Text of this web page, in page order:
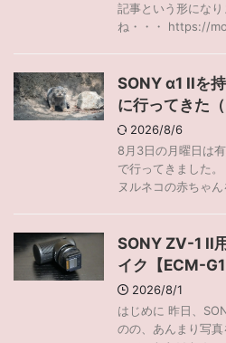
記事という形にな
ね・・・ https://
SONY α1 IIを
に行ってきた
2026/8/6
8月3日の月曜日は
で行ってきました
ヌルネコの赤ちゃ
SONY ZV-1 II
イク【ECM-
2026/8/1
はじめに 昨日、
のの、あんまり写